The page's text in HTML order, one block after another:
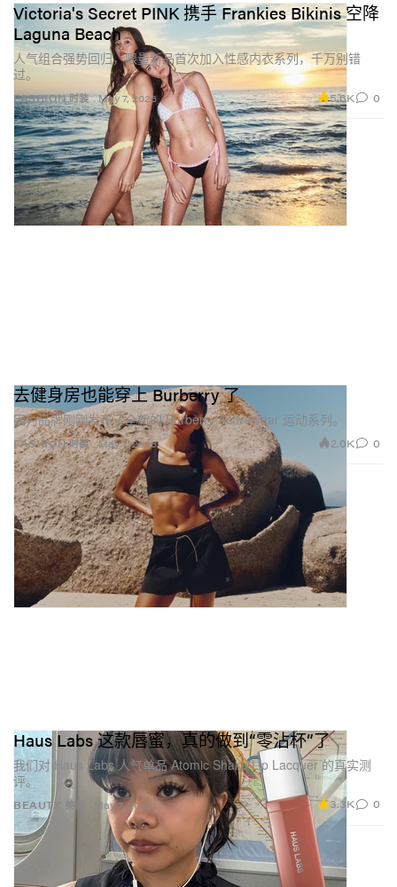
FASHION 时装
Victoria's Secret PINK 携手 Frankies Bikinis 空降
Laguna Beach
人气组合强势回归，限量新品首次加入性感内衣系列，千万别错
过。
May 7, 2026 5.6K 0
FASHION 时装
去健身房也能穿上 Burberry 了
因为品牌刚刚发布了全新的 Burberry Activewear 运动系列。
May 7, 2026 2.0K 0
BEAUTY 美丽
Haus Labs 这款唇蜜，真的做到“零沾杯”了
我们对 Haus Labs 人气单品 Atomic Shake Lip Lacquer 的真实测
评。
May 7, 2026 3.3K 0